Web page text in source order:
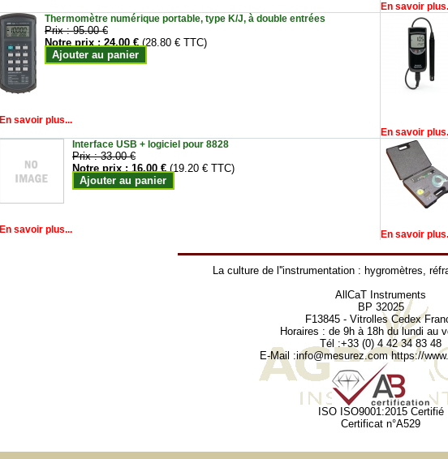
En savoir
Thermomètre numérique portable, type K/J, à double entrées
Prix :95.00 €
Notre prix :24.00 € (28.80 € TTC)
Ajouter au panier
En savoir plus...
En savoir
Interface USB + logiciel pour 8828
Prix :33.00 €
Notre prix :16.00 € (19.20 € TTC)
Ajouter au panier
En savoir plus... En savoir
La culture de l''instrumentation : hygromètres,
AllCaT Instruments
BP 32025
F13845 - Vitrolles Cedex
Horaires : de 9h à 18h du lundi au
Tél :+33 (0) 4 42 34 83 48
E-Mail :info@mesurez.com https://
ISO ISO9001:2015 Certifié
Certificat n°A529